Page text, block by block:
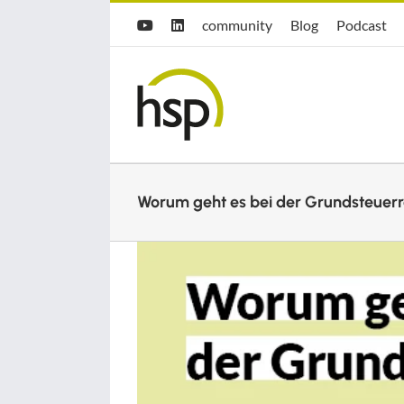
YouTubeLinkedIn
Hsp
community
community
hsp
Blog
Blog Opti.Cast
Podcast
Worum geht es bei der
grösseres